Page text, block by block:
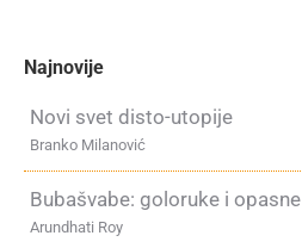
Najnovije
Novi svet disto-utopije
Branko Milanović
Bubašvabe: goloruke i opasne
Arundhati Roy